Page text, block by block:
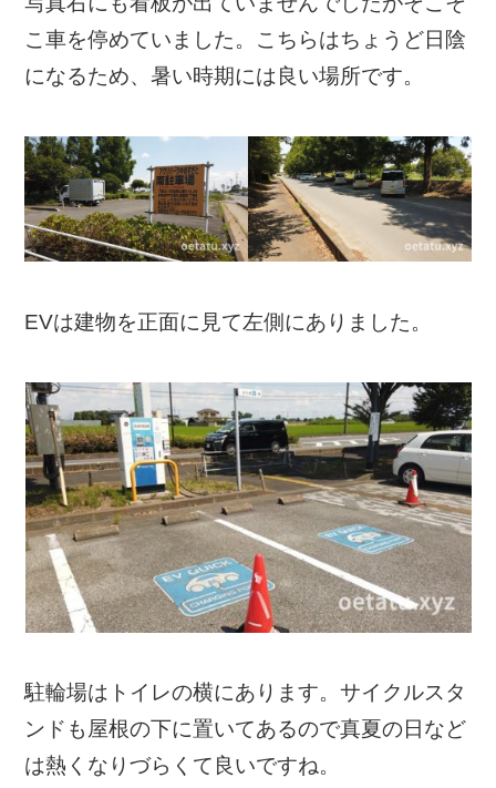
こ車を停めていました。こちらはちょうど日陰
になるため、暑い時期には良い場所です。
EVは建物を正面に見て左側にありました。
駐輪場はトイレの横にあります。サイクルスタ
ンドも屋根の下に置いてあるので真夏の日など
は熱くなりづらくて良いですね。